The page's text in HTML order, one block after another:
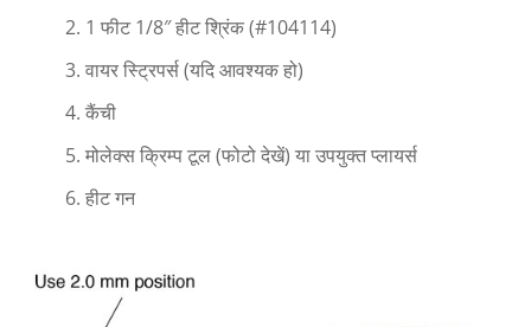
1 फीट 1/8″ हीट श्रिंक (#104114)
वायर स्ट्रिपर्स (यदि आवश्यक हो)
कैंची
मोलेक्स क्रिम्प टूल (फोटो देखें) या उपयुक्त प्लायर्स
हीट गन